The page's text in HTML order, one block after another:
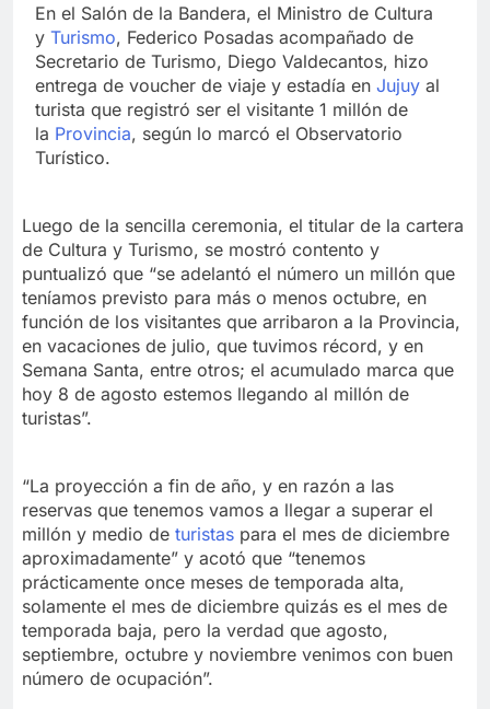
En el Salón de la Bandera, el Ministro de Cultura
y Turismo, Federico Posadas acompañado de
Secretario de Turismo, Diego Valdecantos, hizo
entrega de voucher de viaje y estadía en Jujuy al
turista que registró ser el visitante 1 millón de
la Provincia, según lo marcó el Observatorio
Turístico.
Luego de la sencilla ceremonia, el titular de la cartera
de Cultura y Turismo, se mostró contento y
puntualizó que “se adelantó el número un millón que
teníamos previsto para más o menos octubre, en
función de los visitantes que arribaron a la Provincia,
en vacaciones de julio, que tuvimos récord, y en
Semana Santa, entre otros; el acumulado marca que
hoy 8 de agosto estemos llegando al millón de
turistas”.
“La proyección a fin de año, y en razón a las
reservas que tenemos vamos a llegar a superar el
millón y medio de turistas para el mes de diciembre
aproximadamente” y acotó que “tenemos
prácticamente once meses de temporada alta,
solamente el mes de diciembre quizás es el mes de
temporada baja, pero la verdad que agosto,
septiembre, octubre y noviembre venimos con buen
número de ocupación”.